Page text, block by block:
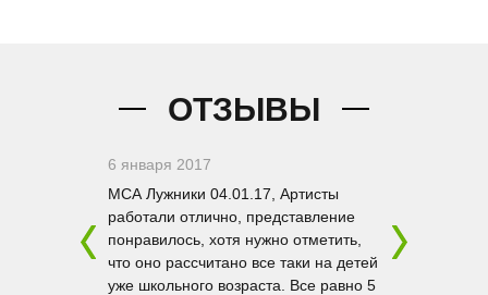
ОТЗЫВЫ
6 января 2017
МСА Лужники 04.01.17, Артисты
работали отлично, представление
понравилось, хотя нужно отметить,
что оно рассчитано все таки на детей
уже школьного возраста. Все равно 5
ее мифах. В
очень